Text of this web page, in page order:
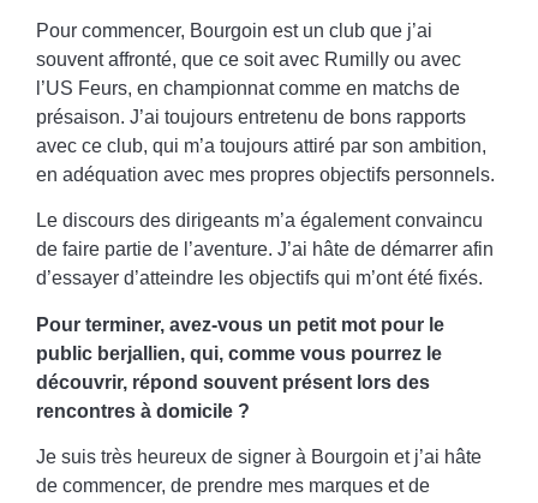
Pour commencer, Bourgoin est un club que j’ai
souvent affronté, que ce soit avec Rumilly ou avec
l’US Feurs, en championnat comme en matchs de
présaison. J’ai toujours entretenu de bons rapports
avec ce club, qui m’a toujours attiré par son ambition,
en adéquation avec mes propres objectifs personnels.
Le discours des dirigeants m’a également convaincu
de faire partie de l’aventure. J’ai hâte de démarrer afin
d’essayer d’atteindre les objectifs qui m’ont été fixés.
Pour terminer, avez-vous un petit mot pour le
public berjallien, qui, comme vous pourrez le
découvrir, répond souvent présent lors des
rencontres à domicile ?
Je suis très heureux de signer à Bourgoin et j’ai hâte
de commencer, de prendre mes marques et de